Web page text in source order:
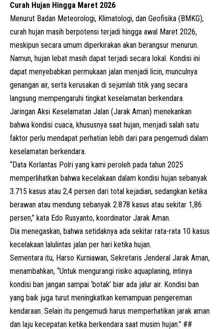
Curah Hujan Hingga Maret 2026
Menurut Badan Meteorologi, Klimatologi, dan Geofisika ( BMKG),
curah hujan masih berpotensi terjadi hingga awal Maret 2026,
meskipun secara umum diperkirakan akan berangsur menurun.
Namun, hujan lebat masih dapat terjadi secara lokal. Kondisi ini
dapat menyebabkan permukaan jalan menjadi licin, munculnya
genangan air, serta kerusakan di sejumlah titik yang secara
langsung mempengaruhi tingkat keselamatan berkendara.
Jaringan Aksi Keselamatan Jalan (Jarak Aman) menekankan
bahwa kondisi cuaca, khususnya saat hujan, menjadi salah satu
faktor perlu mendapat perhatian lebih dari para pengemudi dalam
keselamatan berkendara.
“Data Korlantas Polri yang kami peroleh pada tahun 2025
memperlihatkan bahwa kecelakaan dalam kondisi hujan sebanyak
3.715 kasus atau 2,4 persen dari total kejadian, sedangkan ketika
berawan atau mendung sebanyak 2.878 kasus atau sekitar 1,86
persen,” kata Edo Rusyanto, koordinator Jarak Aman.
Dia menegaskan, bahwa setidaknya ada sekitar rata-rata 10 kasus
kecelakaan lalulintas jalan per hari ketika hujan.
Sementara itu, Harso Kurniawan, Sekretaris Jenderal Jarak Aman,
menambahkan, “Untuk mengurangi risiko aquaplaning, intinya
kondisi ban jangan sampai ‘botak’ biar ada jalur air. Kondisi ban
yang baik juga turut meningkatkan kemampuan pengereman
kendaraan. Selain itu pengemudi harus memperhatikan jarak aman
dan laju kecepatan ketika berkendara saat musim hujan.” ##